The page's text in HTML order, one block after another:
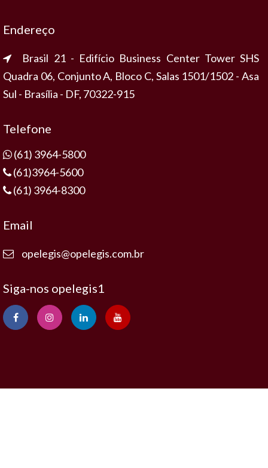
Endereço
Brasil 21 - Edifício Business Center Tower SHS
Quadra 06, Conjunto A, Bloco C, Salas 1501/1502 - Asa
Sul - Brasília - DF, 70322-915
Telefone
(61) 3964-5800
(61)3964-5600
(61) 3964-8300
Email
opelegis@opelegis.com.br
Siga-nos opelegis1